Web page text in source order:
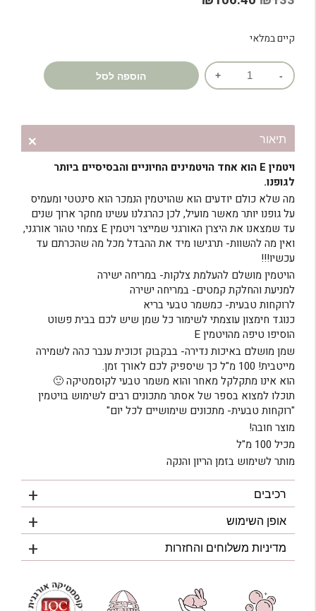
היה:
₪133.
₪106.40.
קיים במלאי
כמות
של
E
טהור
אורגני
בכבישה
קרה
הוספה לסל
תיאור
ויטמין E הוא אחד הויטמינים החיוניים והבסיסיים ביותר
לגופנו.
מה שלא כולם יודעים הוא שהויטמין הנמכר הוא סינטטי ומעמיס
על גופנו יותר מאשר מועיל, לכן כהרגלנו עשינו מחקר ארוך שנים
עד שמצאנו את היצרן האורגני שמייצר ויטמין E צמחי טהור אורגני,
ואין מה להשוות- תרגישו מיד את ההבדל מכל מה שהכרתם עד
עכשיו!!!
הויטמין מושלם להעלמת צלקות- במריחה ישירה
למניעת והחלקת קמטים- במריחה ישירה
לרוקחות טבעית- כמשמר טבעי בריא
כנוגד חימצון עוצמתי לשימור כל שמן שיש לכם בבית פשוט
הוסיפו טיפה מהויטמין E
שמן מושלם באיכות נדירה- בבקבוק זכוכית ענבר כהה לשמירה
מייטבית! 100 מ"ל כך שיספיק לכם לאורך זמן.
הוא אינו מתקלקל מאחר והוא משמר טבעי לקוסמטיקה 🙂
תוכלו למצוא בספר של אסתר מתכונים רבים לשימוש בויטמין
"רוקחות טבעית- מתכונים שימושיים לכל יום"
מוצר חובה!
מכיל 100 מ"ל
מותר לשימוש בזמן הריון והנקה
רכיבים
אופן השימוש
מדיניות משלוחים והחזרות